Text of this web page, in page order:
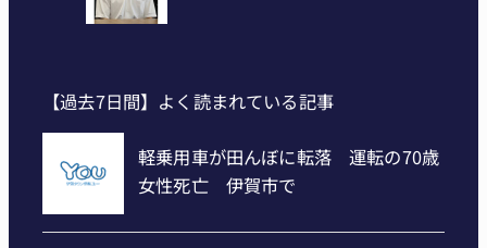
【過去7日間】よく読まれている記事